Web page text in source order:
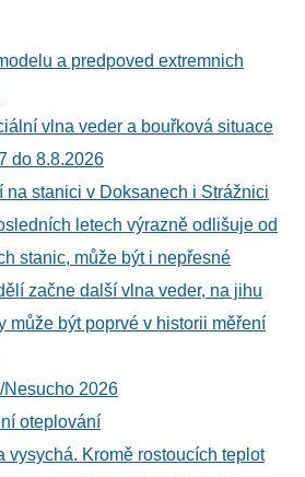
a predpoved extremnich
vlna veder a bouřková situace
do 8.8.2026
na stanici v Doksanech i Strážnici
letech výrazně odlišuje od
stanic, může být i nepřesné
začne další vlna veder, na jihu
může být poprvé v historii měření
Nesucho 2026
oteplování
vysychá. Kromě rostoucích teplot